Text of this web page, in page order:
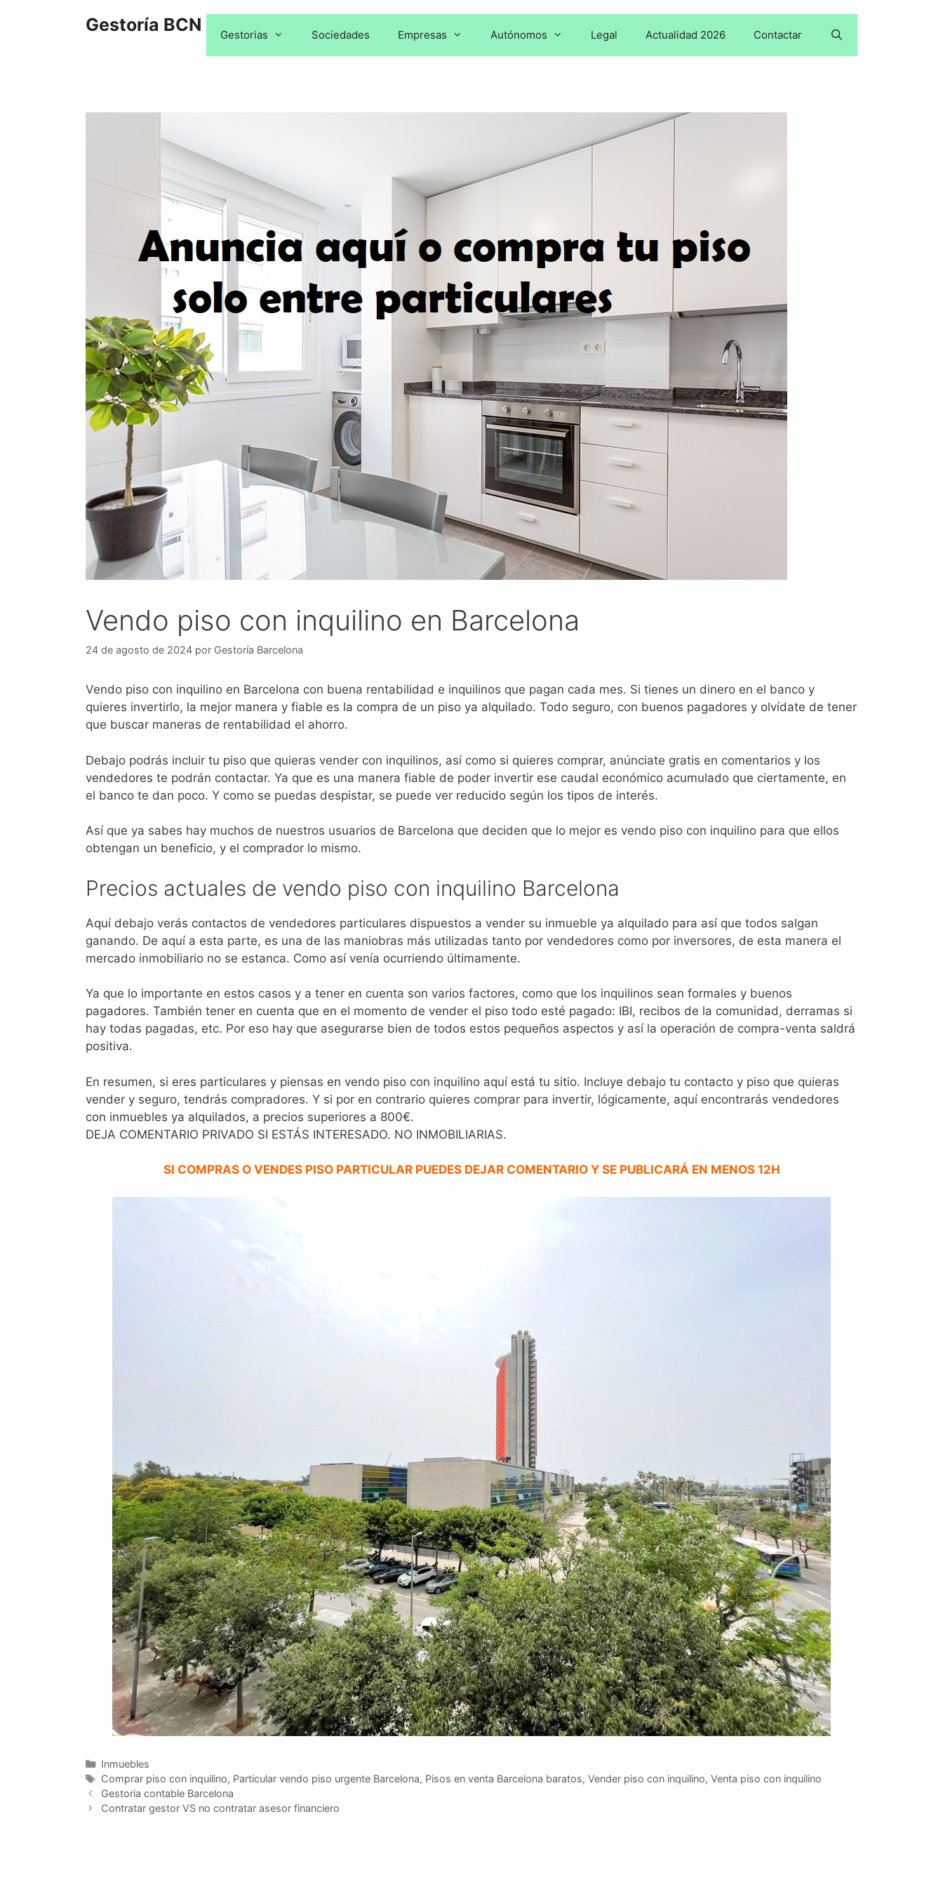
Gestoría BCN Gestorias Sociedades Empresas Autónomos Legal Actualidad 2026 Contactar
Vendo piso con inquilino en Barcelona
24 de agosto de 2024 por Gestoría Barcelona
Vendo piso con inquilino en Barcelona con buena rentabilidad e inquilinos que pagan cada mes. Si tienes un dinero en el banco y
quieres invertirlo, la mejor manera y fiable es la compra de un piso ya alquilado. Todo seguro, con buenos pagadores y olvídate de tener
que buscar maneras de rentabilidad el ahorro.
Debajo podrás incluir tu piso que quieras vender con inquilinos, así como si quieres comprar, anúnciate gratis en comentarios y los
vendedores te podrán contactar. Ya que es una manera fiable de poder invertir ese caudal económico acumulado que ciertamente, en
el banco te dan poco. Y como se puedas despistar, se puede ver reducido según los tipos de interés.
Así que ya sabes hay muchos de nuestros usuarios de Barcelona que deciden que lo mejor es vendo piso con inquilino para que ellos
obtengan un beneficio, y el comprador lo mismo.
Precios actuales de vendo piso con inquilino Barcelona
Aquí debajo verás contactos de vendedores particulares dispuestos a vender su inmueble ya alquilado para así que todos salgan
ganando. De aquí a esta parte, es una de las maniobras más utilizadas tanto por vendedores como por inversores, de esta manera el
mercado inmobiliario no se estanca. Como así venía ocurriendo últimamente.
Ya que lo importante en estos casos y a tener en cuenta son varios factores, como que los inquilinos sean formales y buenos
pagadores. También tener en cuenta que en el momento de vender el piso todo esté pagado: IBI, recibos de la comunidad, derramas si
hay todas pagadas, etc. Por eso hay que asegurarse bien de todos estos pequeños aspectos y así la operación de compra-venta saldrá
positiva.
En resumen, si eres particulares y piensas en vendo piso con inquilino aquí está tu sitio. Incluye debajo tu contacto y piso que quieras
vender y seguro, tendrás compradores. Y si por en contrario quieres comprar para invertir, lógicamente, aquí encontrarás vendedores
con inmuebles ya alquilados, a precios superiores a 800€.
DEJA COMENTARIO PRIVADO SI ESTÁS INTERESADO. NO INMOBILIARIAS.
SI COMPRAS O VENDES PISO PARTICULAR PUEDES DEJAR COMENTARIO Y SE PUBLICARÁ EN MENOS 12H
Categorías
Inmuebles
Etiquetas
Comprar piso con inquilino, Particular vendo piso urgente Barcelona, Pisos en venta Barcelona baratos, Vender piso con inquilino, Venta piso con inquilino
Gestoria contable Barcelona
Contratar gestor VS no contratar asesor financiero